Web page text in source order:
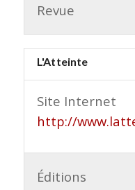
Revue
L'Atteinte
Site Internet
http://
Éditions